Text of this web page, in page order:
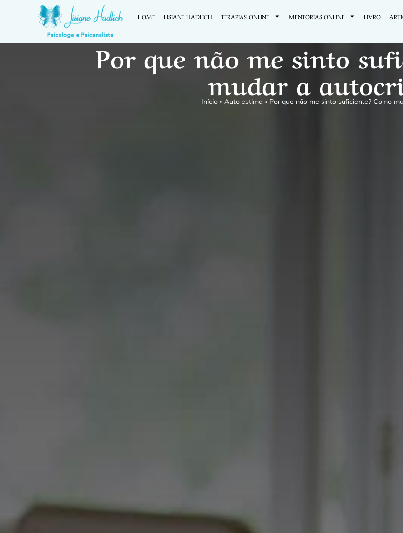
HOME LISIANE HADLICH TERAPIAS ONLINE MENTORIAS ONLINE LIVRO
Por que não me sinto
mudar a
Início » Auto estima » Por que não me sinto suficiente? Como